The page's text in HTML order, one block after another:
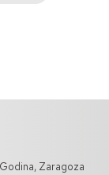
Zaragoza